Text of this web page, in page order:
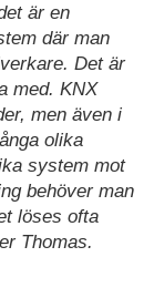
är en
där man
Det är
med. KNX
men även i
olika
system mot
behöver man
löses ofta
Thomas.